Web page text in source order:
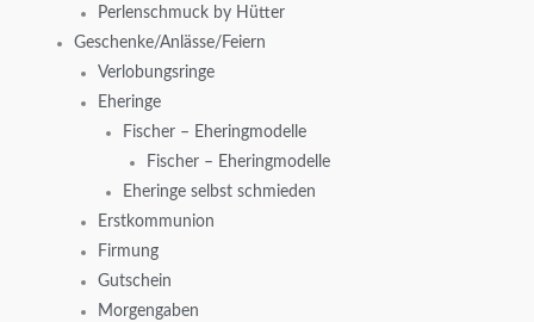
Perlenschmuck by Hütter
Geschenke/Anlässe/Feiern
Verlobungsringe
Eheringe
Fischer – Eheringmodelle
Fischer – Eheringmodelle
Eheringe selbst schmieden
Erstkommunion
Firmung
Gutschein
Morgengaben